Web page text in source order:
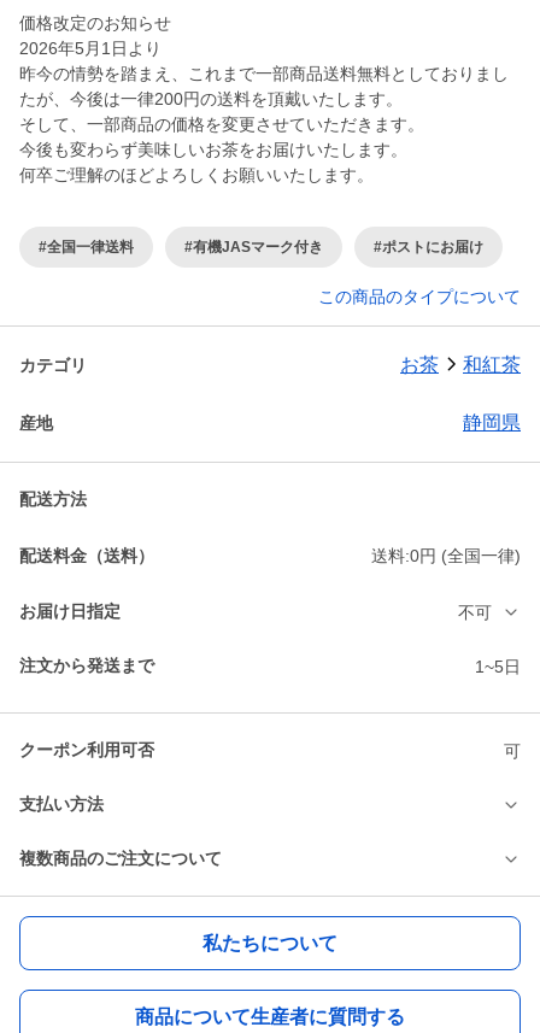
価格改定のお知らせ
2026年5月1日より
昨今の情勢を踏まえ、これまで一部商品送料無料としておりまし
たが、今後は一律200円の送料を頂戴いたします。
そして、一部商品の価格を変更させていただきます。
今後も変わらず美味しいお茶をお届けいたします。
何卒ご理解のほどよろしくお願いいたします。
#全国一律送料 #有機JASマーク付き #ポストにお届け
この商品のタイプについて
カテゴリ お茶 和紅茶
産地 静岡県
配送方法
配送料金（送料） 送料:0円 (全国一律)
お届け日指定 不可
注文から発送まで 1~5日
クーポン利用可否 可
支払い方法
複数商品のご注文について
私たちについて
商品について生産者に質問する